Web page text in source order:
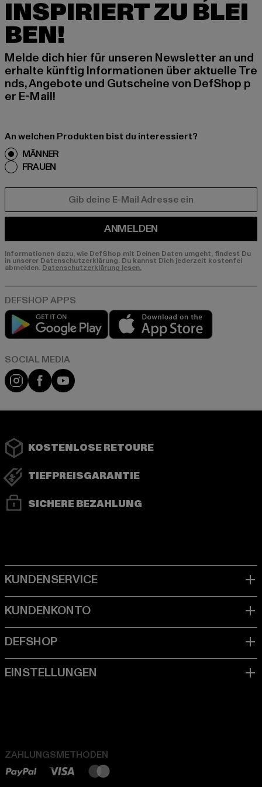
INSPIRIERT ZU BLEI
BEN!
Melde dich hier für unseren Newsletter an und
erhalte künftig Informationen über aktuelle Tre
nds, Angebote und Gutscheine von DefShop p
er E-Mail!
An welchen Produkten bist du interessiert?
MÄNNER
FRAUEN
ANMELDEN
Informationen dazu, wie DefShop mit Deinen Daten umgeht, findest Du
in unserer Datenschutzerklärung. Du kannst Dich jederzeit kostenfei
abmelden. Datenschutzerklärung lesen.
Play market
Instagram
FacebookYouTube
KOSTENLOSE RETOURE
TIEFPREISGARANTIE
SICHERE BEZAHLUNG
ZAHLUNGSMETHODEN